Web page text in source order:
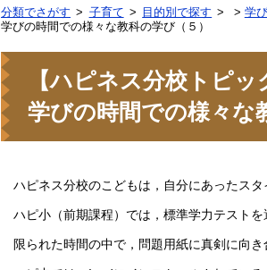
分類でさがす 子育て 目的別で探す > 学
学びの時間での様々な教科の学び（５）
【ハピネス分校トピ
学びの時間での様々な
ハピネス分校のこどもは，自分にあったスタ
ハピ小（前期課程）では，標準学力テストを
限られた時間の中で，問題用紙に真剣に向き